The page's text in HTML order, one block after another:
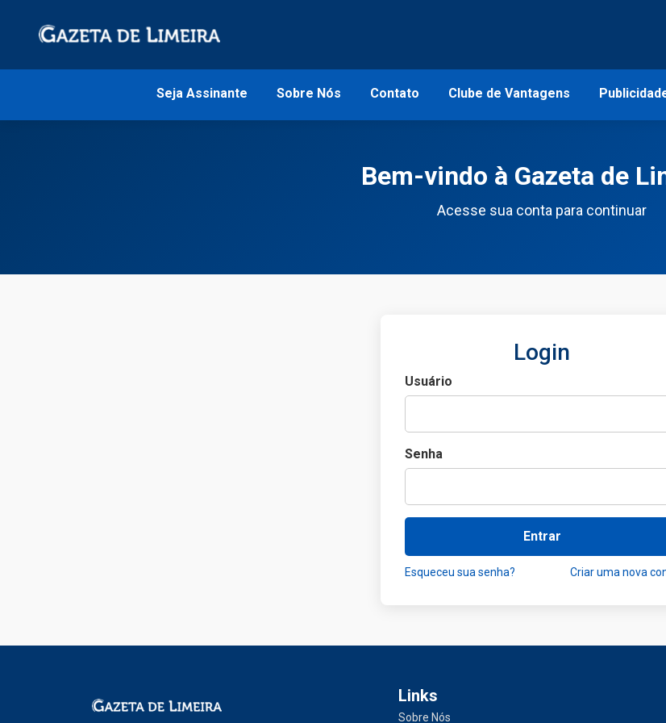
Seja Assinante Sobre Nós Contato Clube de Vantagens
Bem-vindo à Gazeta de
Acesse sua conta para continuar
Login
Usuário
Senha
Entrar
Esqueceu sua senha? Criar uma nova
Links
Sobre Nós